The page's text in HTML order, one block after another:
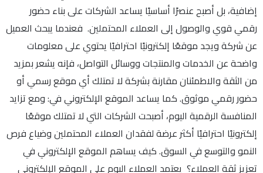
إضافية، بل أصبح عنصرًا أساسيًا يساعد الشركات على بناء حضور
رقمي قوي والوصول إلى العملاء المحتملين. فعندما يبحث العميل
عن شركة ويجد موقعًا إلكترونيًا احترافيًا يحتوي على معلومات
واضحة عن الخدمات والمنتجات ووسائل التواصل، فإنه يشعر بمزيد
من الثقة والاطمئنان مقارنة بشركة لا تمتلك أي موقع رسمي أو
حضور رقمي موثوق. كما يساعد الموقع الإلكتروني في: ومع تزايد
المنافسة الرقمية اليوم، أصبحت الشركات التي لا تمتلك موقعًا
إلكترونيًا احترافيًا أكثر عرضة لفقدان العملاء المحتملين وضياع فرص
النمو والتوسع في السوق. كيف يساهم الموقع الإلكتروني في
تعزيز ثقة العملاء؟ يعتمد العملاء اليوم على الموقع الإلكتروني